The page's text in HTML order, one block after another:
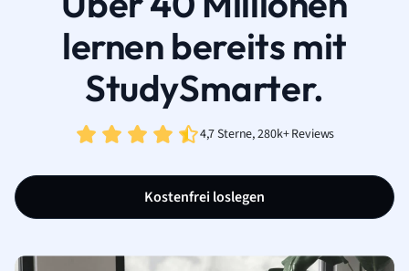
lernen bereits mit
StudySmarter.
4,7 Sterne, 280k+ Reviews
Kostenfrei loslegen